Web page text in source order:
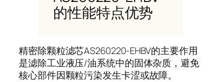
的性能特点优势
精密除颗粒滤芯AS260220-EHBV的主要作用
是滤除工业液压/油系统中的固体杂质，避免
核心部件因颗粒污染发生卡涩或故障。